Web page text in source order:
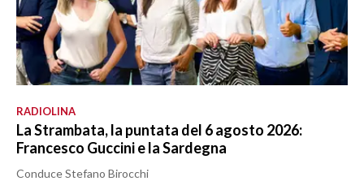
RADIOLINA
La Strambata, la puntata del 6 agosto 2026:
Francesco Guccini e la Sardegna
Conduce Stefano Birocchi